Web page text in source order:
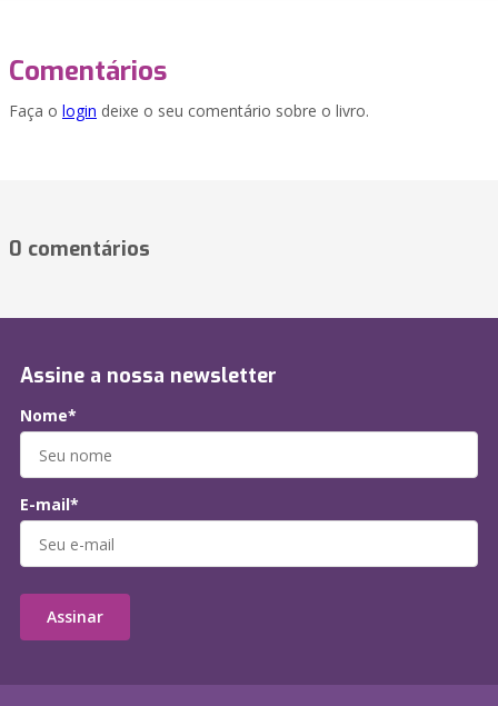
Comentários
Faça o login deixe o seu comentário sobre o livro.
0 comentários
Assine a nossa newsletter
Nome*
E-mail*
Assinar